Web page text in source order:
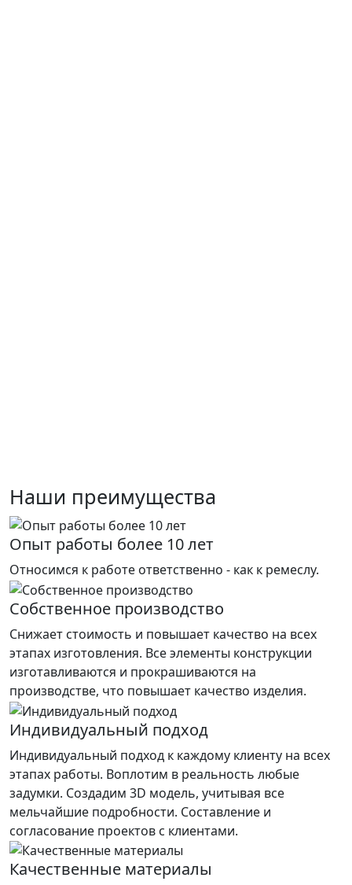
Наши преимущества
Опыт работы более 10 лет
Относимся к работе ответственно - как к ремеслу.
Собственное производство
Снижает стоимость и повышает качество на всех
этапах изготовления. Все элементы конструкции
изготавливаются и прокрашиваются на
производстве, что повышает качество изделия.
Индивидуальный подход
Индивидуальный подход к каждому клиенту на всех
этапах работы. Воплотим в реальность любые
задумки. Создадим 3D модель, учитывая все
мельчайшие подробности. Составление и
согласование проектов с клиентами.
Качественные материалы